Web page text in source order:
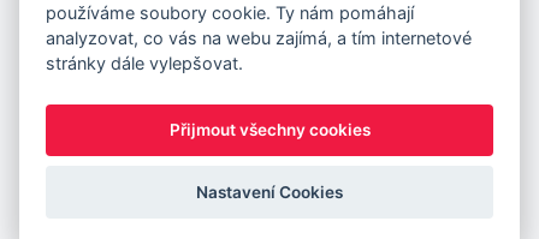
DigiKoalice 2021. All rights reserved
Vstup do administrace
This project has received funding from the European
Commission Innovation and Networks Executive Agency (now
Commission and the European Commission is not responsible
používáme soubory cookie. Ty nám pomáhají
analyzovat, co vás na webu zajímá, a tím internetové
stránky dále vylepšovat.
Přijmout všechny cookies
Nastavení Cookies